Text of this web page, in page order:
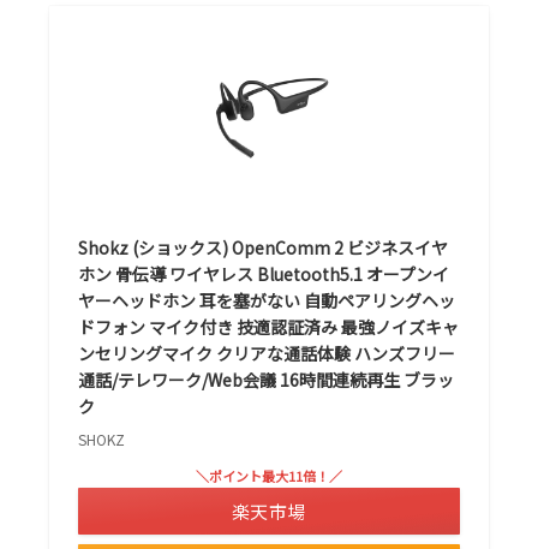
Shokz (ショックス) OpenComm 2 ビジネスイヤ
ホン 骨伝導 ワイヤレス Bluetooth5.1 オープンイ
ヤーヘッドホン 耳を塞がない 自動ペアリングヘッ
ドフォン マイク付き 技適認証済み 最強ノイズキャ
ンセリングマイク クリアな通話体験 ハンズフリー
通話/テレワーク/Web会議 16時間連続再生 ブラッ
ク
SHOKZ
＼ポイント最大11倍！／
楽天市場